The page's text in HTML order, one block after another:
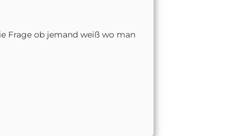
Frage ob jemand weiß wo man